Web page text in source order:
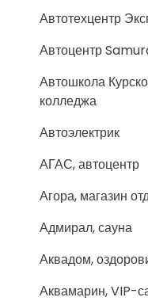
Автотехцентр
Автоцентр
Автошкола
колледжа
Автоэлектрик
АГАС, автоцентр
Агора, магазин
Адмирал, сауна
Аквадом,
Аквамарин, VIP-